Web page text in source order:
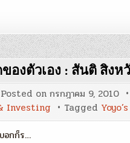
องตัวเอง : สันติ สิงห
Posted on กรกฎาคม 9, 2010
Investing Tagged
อกก็ร…